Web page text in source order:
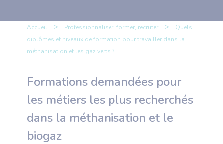
Accueil > Professionnaliser, former, recruter >
Quels
diplômes et niveaux de formation pour travailler dans la
méthanisation et les gaz verts ?
Formations demandées pour
les métiers les plus recherchés
dans la méthanisation et le
biogaz